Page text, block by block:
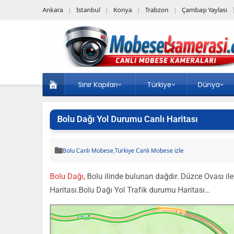
Ankara Istanbul Konya Trabzon Çambaşı Yaylası
Sınır Kapıları Türkiye Dünya
Bolu Dağı Yol Durumu Canlı Haritası
Bolu Canlı Mobese,Türkiye Canlı Mobese izle
Bolu Dağı, Bolu ilinde bulunan dağdır. Düzce Ovası
Haritası.Bolu Dağı Yol Trafik durumu Haritası…
Bolu Dağı Tüneli — Mobesekamerasi.com